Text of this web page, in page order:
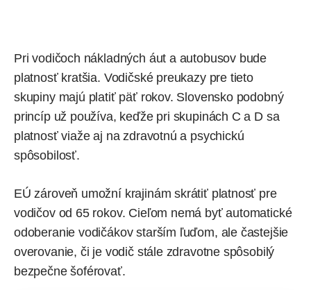
Pri vodičoch nákladných áut a autobusov bude
platnosť kratšia. Vodičské preukazy pre tieto
skupiny majú platiť päť rokov. Slovensko podobný
princíp už používa, keďže pri skupinách C a D sa
platnosť viaže aj na zdravotnú a psychickú
spôsobilosť.
EÚ zároveň umožní krajinám skrátiť platnosť pre
vodičov od 65 rokov. Cieľom nemá byť automatické
odoberanie vodičákov starším ľuďom, ale častejšie
overovanie, či je vodič stále zdravotne spôsobilý
bezpečne šoférovať.